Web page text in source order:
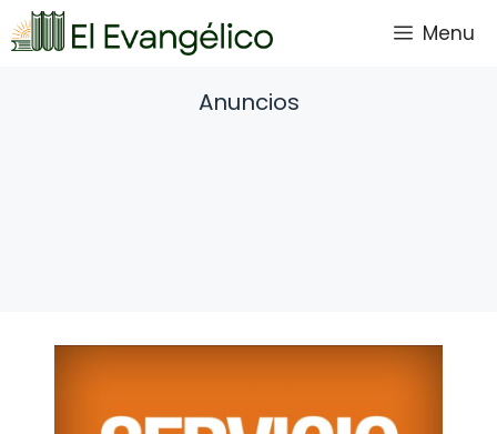
Saltar
al
Menu
Anuncios